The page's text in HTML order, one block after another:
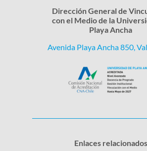
Dirección General de
con el Medio de la
Playa Ancha
Avenida Playa Ancha 850,
Enlaces relacionados